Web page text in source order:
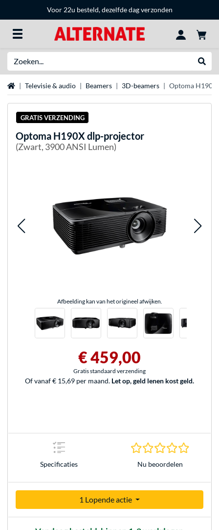
Voor 22u besteld, dezelfde dag verzonden
HomeTelevisie & audio Beamers 3D-beamers Optoma
GRATIS VERZENDING
Optoma H190X dlp-projector
(Zwart, 3900 ANSI Lumen)
Afbeelding kan van het origineel afwijken.
€ 459,00
Gratis standaard verzending
Of vanaf € 15,69 per maand. Let op, geld lenen kost geld.
Specificaties Nu beoordelen
1 Lopende actie